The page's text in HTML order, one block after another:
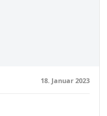
18. Januar 2023